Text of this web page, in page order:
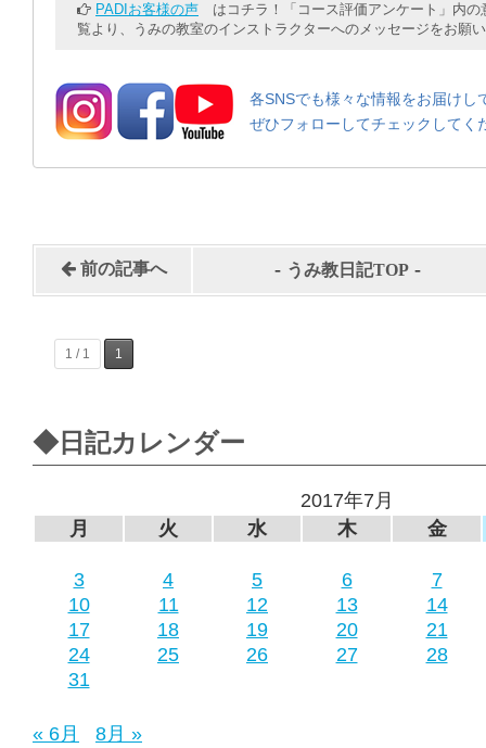
PADIお客様の声 はコチラ！「コース評価アンケート」内の
覧より、うみの教室のインストラクターへのメッセージをお願
各SNSでも様々な情報をお届けし
ぜひフォローしてチェックしてく
前の記事へ - うみ教日記TOP -
1 / 1 1
◆日記カレンダー
2017年7月
月
火 水 木 金
3 4 5 6
7
10
11 12 13
14
17
18 19 20
21
24
25 26 27
28
31
« 6月 8月 »